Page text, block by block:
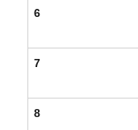
6
7
8